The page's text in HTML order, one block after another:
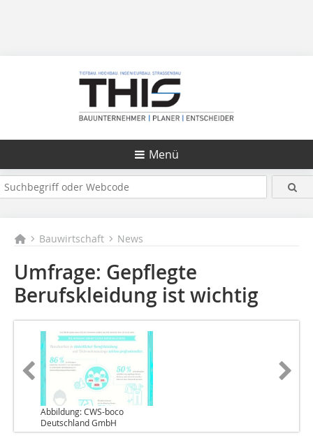
Menü
Bauwirtschaft News
Umfrage: Gepflegte
Berufskleidung ist wichtig
Abbildung: CWS-boco
Deutschland GmbH